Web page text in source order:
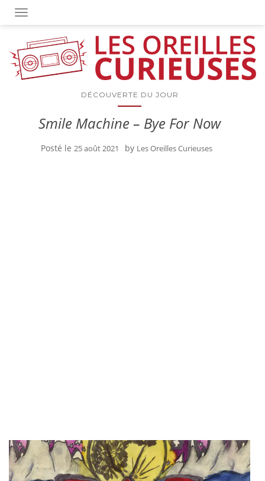
OUVRIR/FERMER LA NAVIGATION
DÉCOUVERTE DU JOUR
Smile Machine – Bye For Now
Posté le 25 août 2021 by Les Oreilles Curieuses